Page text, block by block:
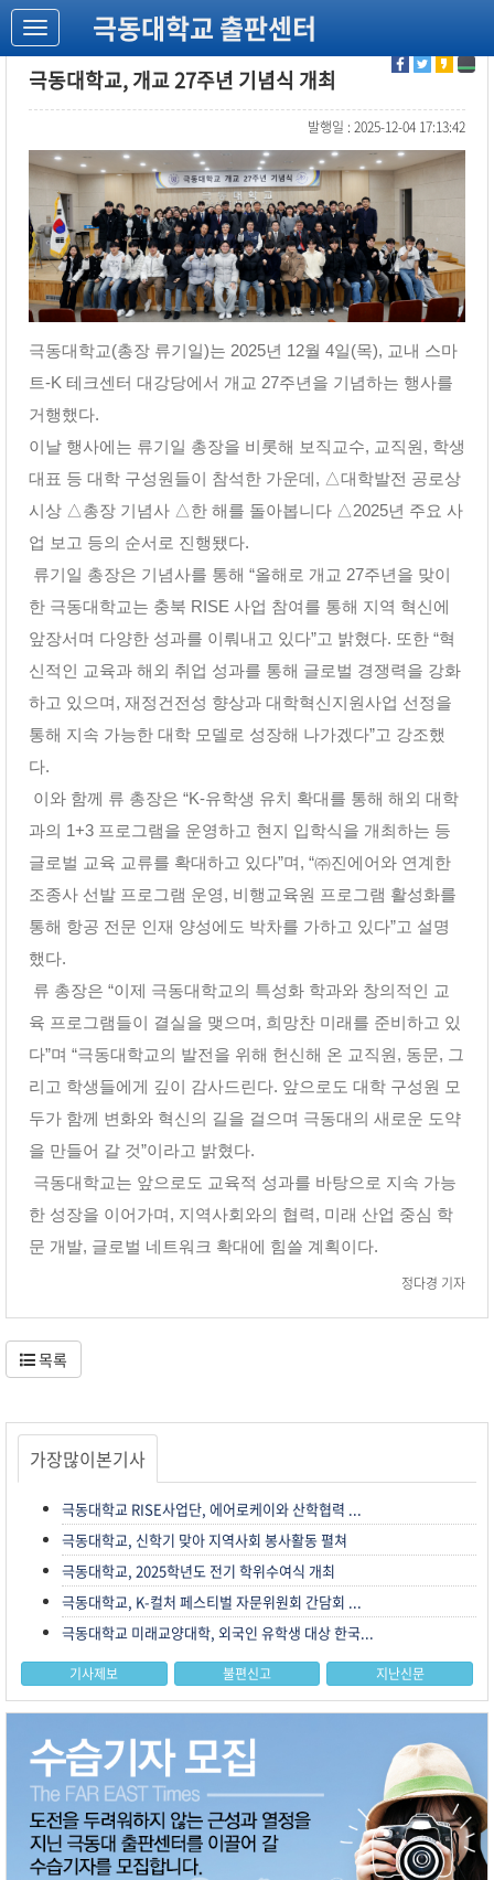
극동대학교 출판센터
극동대학교, 개교 27주년 기념식 개최
발행일 : 2025-12-04 17:13:42
극동대학교(총장 류기일)는 2025년 12월 4일(목), 교내 스마
트-K 테크센터 대강당에서 개교 27주년을 기념하는 행사를
거행했다.
이날 행사에는 류기일 총장을 비롯해 보직교수, 교직원, 학생
대표 등 대학 구성원들이 참석한 가운데, △대학발전 공로상
시상 △총장 기념사 △한 해를 돌아봅니다 △2025년 주요 사
업 보고 등의 순서로 진행됐다.
류기일 총장은 기념사를 통해 “올해로 개교 27주년을 맞이
한 극동대학교는 충북 RISE 사업 참여를 통해 지역 혁신에
앞장서며 다양한 성과를 이뤄내고 있다”고 밝혔다. 또한 “혁
신적인 교육과 해외 취업 성과를 통해 글로벌 경쟁력을 강화
하고 있으며, 재정건전성 향상과 대학혁신지원사업 선정을
통해 지속 가능한 대학 모델로 성장해 나가겠다”고 강조했
다.
이와 함께 류 총장은 “K-유학생 유치 확대를 통해 해외 대학
과의 1+3 프로그램을 운영하고 현지 입학식을 개최하는 등
글로벌 교육 교류를 확대하고 있다”며, “㈜진에어와 연계한
조종사 선발 프로그램 운영, 비행교육원 프로그램 활성화를
통해 항공 전문 인재 양성에도 박차를 가하고 있다”고 설명
했다.
류 총장은 “이제 극동대학교의 특성화 학과와 창의적인 교
육 프로그램들이 결실을 맺으며, 희망찬 미래를 준비하고 있
다”며 “극동대학교의 발전을 위해 헌신해 온 교직원, 동문, 그
리고 학생들에게 깊이 감사드린다. 앞으로도 대학 구성원 모
두가 함께 변화와 혁신의 길을 걸으며 극동대의 새로운 도약
을 만들어 갈 것”이라고 밝혔다.
극동대학교는 앞으로도 교육적 성과를 바탕으로 지속 가능
한 성장을 이어가며, 지역사회와의 협력, 미래 산업 중심 학
문 개발, 글로벌 네트워크 확대에 힘쓸 계획이다.
정다경 기자
목록
가장많이본기사
극동대학교 RISE사업단, 에어로케이와 산학협력 ...
극동대학교, 신학기 맞아 지역사회 봉사활동 펼쳐
극동대학교, 2025학년도 전기 학위수여식 개최
극동대학교, K-컬처 페스티벌 자문위원회 간담회 ...
극동대학교 미래교양대학, 외국인 유학생 대상 한국...
기사제보 불편신고 지난신문